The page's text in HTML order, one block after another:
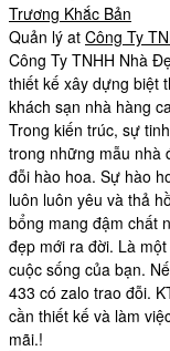
Trương Khắc Bản
Quản lý at Công Ty
Công Ty TNHH Nhà
thiết kế xây dựng biệt
khách sạn nhà hàng
Trong kiến trúc, sự
trong những mẫu nhà
đỗi hào hoa. Sự hào
luôn luôn yêu và thả
bổng mang đậm chất
đẹp mới ra đời. Là
cuộc sống của bạn.
433 có zalo trao đỗi.
cần thiết kế và làm
mãi.!